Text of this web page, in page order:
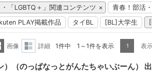
「LGBTQ＋」関連コンテンツ 青春！部活
PLAY掲載作品 タイBL [BL]大学生
画像
表示
詳細 1件中 1～1件を表示 1 表
（のっぱなっとがんたちゃいぶーん）